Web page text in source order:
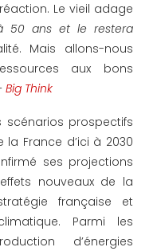
Le vieil adage
50 ans et le restera
Mais allons-nous
aux bons
Big Think
scénarios prospectifs
France d’ici à 2030
ses projections
nouveaux de la
française et
Parmi les
d’énergies